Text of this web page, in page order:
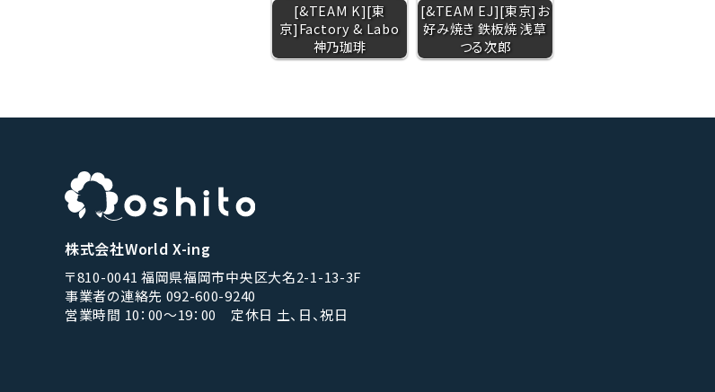
[&TEAM K][東
京]Factory & Labo
神乃珈琲
[&TEAM EJ][東京]お
好み焼き 鉄板焼 浅草
つる次郎
株式会社World X-ing
〒810-0041 福岡県福岡市中央区大名2-1-13-3F
事業者の連絡先 092-600-9240
営業時間 10：00〜19：00 定休日 土、日、祝日